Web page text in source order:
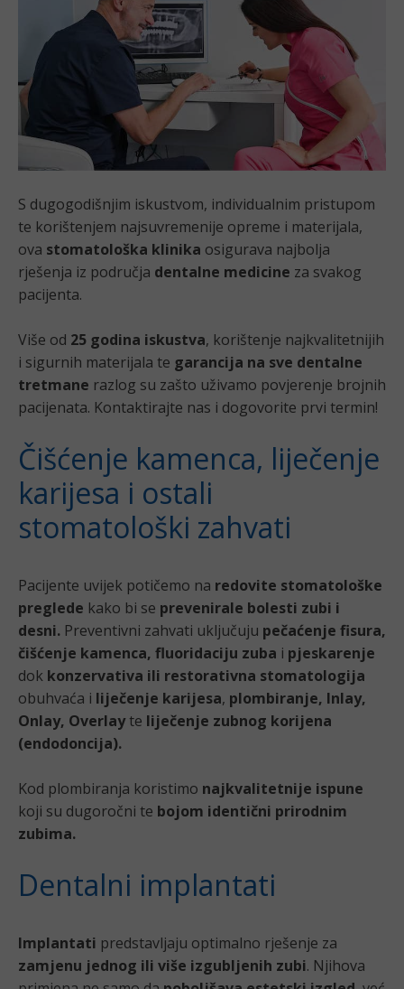
S dugogodišnjim iskustvom, individualnim pristupom
te korištenjem najsuvremenije opreme i materijala,
ova stomatološka klinika osigurava najbolja
rješenja iz područja dentalne medicine za svakog
pacijenta.
Više od 25 godina iskustva, korištenje najkvalitetnijih
i sigurnih materijala te garancija na sve dentalne
tretmane razlog su zašto uživamo povjerenje brojnih
pacijenata. Kontaktirajte nas i dogovorite prvi termin!
Čišćenje kamenca, liječenje
karijesa i ostali
stomatološki zahvati
Pacijente uvijek potičemo na redovite stomatološke
preglede kako bi se prevenirale bolesti zubi i
desni. Preventivni zahvati uključuju pečaćenje fisura,
čišćenje kamenca, fluoridaciju zuba i pjeskarenje
dok konzervativa ili restorativna stomatologija
obuhvaća i liječenje karijesa, plombiranje, Inlay,
Onlay, Overlayte liječenje zubnog korijena
(endodoncija).
Kod plombiranja koristimo najkvalitetnije ispune
koji su dugoročni te bojom identični prirodnim
zubima.
Dentalni implantati
Implantati predstavljaju optimalno rješenje za
zamjenu jednog ili više izgubljenih zubi. Njihova